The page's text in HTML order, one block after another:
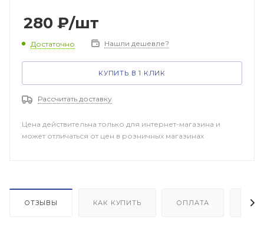
280 ₽/шт
Достаточно Нашли дешевле?
КУПИТЬ В 1 КЛИК
Рассчитать доставку
Цена действительна только для интернет-магазина и
может отличаться от цен в розничных магазинах
ОТЗЫВЫ КАК КУПИТЬ ОПЛАТА